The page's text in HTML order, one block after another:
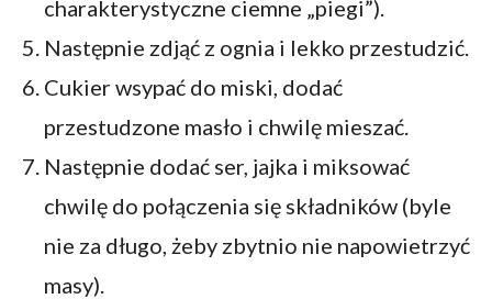
charakterystyczne ciemne „piegi”).
Następnie zdjąć z ognia i lekko przestudzić.
Cukier wsypać do miski, dodać
przestudzone masło i chwilę mieszać.
Następnie dodać ser, jajka i miksować
chwilę do połączenia się składników (byle
nie za długo, żeby zbytnio nie napowietrzyć
masy).